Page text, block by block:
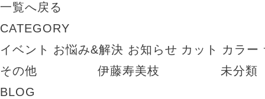
一覧へ戻る
CATEGORY
イベント
お悩み&解決 お知らせ カット カラー
その他
伊藤寿美枝
未分類
BLOG